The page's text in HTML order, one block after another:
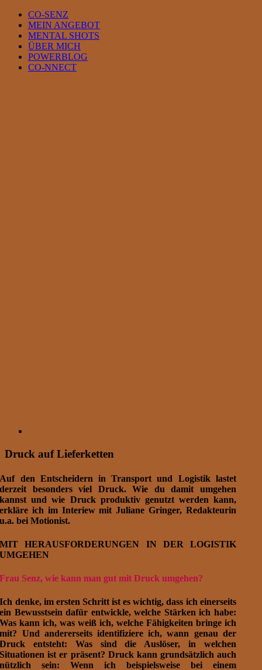
Skip
content
CO-SENZ
MEIN ANGEBOT
MENTAL SHOTS
ÜBER MICH
POWERBLOG
CO-NNECT
Druck auf Lieferketten
Auf den Entscheidern in Transport und Logistik lastet
derzeit besonders viel Druck. Wie du damit umgehen
kannst und wie Druck produktiv genutzt werden kann,
erkläre ich im Interiew mit Juliane Gringer, Redakteurin
u.a. bei Motionist.
MIT HERAUSFORDERUNGEN IN DER LOGISTIK
UMGEHEN
Frau Senz, wie kann man gut mit Druck umgehen?
Ich denke, im ersten Schritt ist es wichtig, dass ich einerseits
ein Bewusstsein dafür entwickle, welche Stärken ich habe:
Was kann ich, was weiß ich, welche Fähigkeiten bringe ich
mit? Und andererseits identifiziere ich, wann genau der
Druck entsteht: Was sind die Auslöser, in welchen
Situationen ist er präsent? Druck kann grundsätzlich auch
nützlich sein: Wenn ich beispielsweise bei einem